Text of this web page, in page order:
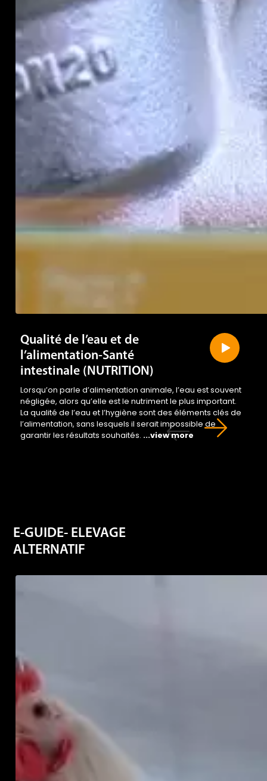
Qualité de l’eau et de
l’alimentation-Santé
intestinale (NUTRITION)
négligée, alors qu’elle est le nutriment le plus important.
La qualité de l’eau et l’hygiène sont des éléments clés de
l’alimentation, sans lesquels il serait impossible de
garantir les résultats souhaités....view more
E-GUIDE- ELEVAGE
ALTERNATIF